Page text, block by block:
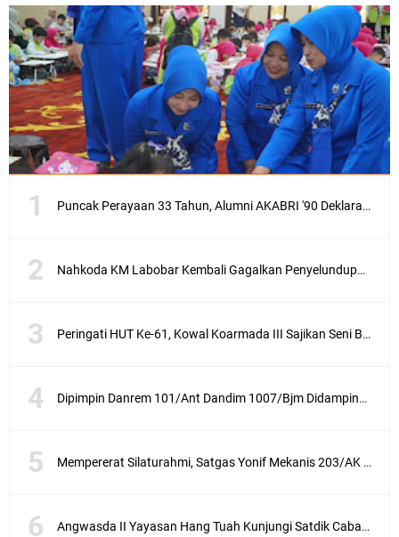
Puncak Perayaan 33 Tahun, Alumni AKABRI '90 Deklarasikan Pemilu Damai Serentak Tahun 2024
Nahkoda KM Labobar Kembali Gagalkan Penyelundupan 4 Ekor Burung Cendrawasih Asal Papua
Peringati HUT Ke-61, Kowal Koarmada III Sajikan Seni Budaya Khas Papua
Dipimpin Danrem 101/Ant Dandim 1007/Bjm Didampingi Ketua Persit KCK Cabang XXX Koorcab Rem 101 PD VI/Mlw Hadiri Sertijab Dandim 1002/HSS
Mempererat Silaturahmi, Satgas Yonif Mekanis 203/AK Laksanakan Anjangsana Bersama Babinsa
Angwasda II Yayasan Hang Tuah Kunjungi Satdik Cabang Surabaya